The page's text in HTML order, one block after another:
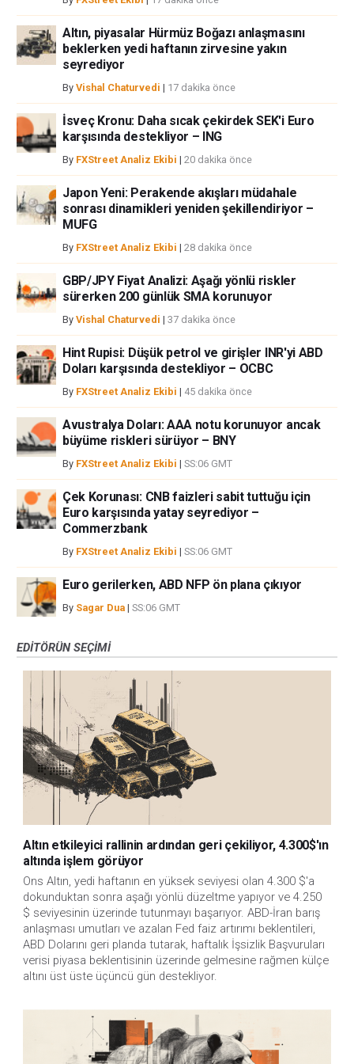
bilgilerin kullanımı nedeniyle doğrudan yada dolaylı olarak ortaya
çıkabilecek herhangi bir kar kaybı herhangi bir sınırlama olmaksızın
herhangi bir kayıp ya da hasar için sorumluluk kabul etmemektedir.
Altın, piyasalar Hürmüz Boğazı anlaşmasını
beklerken yedi haftanın zirvesine yakın
seyrediyor
By Vishal Chaturvedi | 17 dakika önce
İsveç Kronu: Daha sıcak çekirdek SEK'i Euro
karşısında destekliyor – ING
By FXStreet Analiz Ekibi | 20 dakika önce
Japon Yeni: Perakende akışları müdahale
sonrası dinamikleri yeniden şekillendiriyor –
MUFG
By FXStreet Analiz Ekibi | 28 dakika önce
GBP/JPY Fiyat Analizi: Aşağı yönlü riskler
sürerken 200 günlük SMA korunuyor
By Vishal Chaturvedi | 37 dakika önce
Hint Rupisi: Düşük petrol ve girişler INR'yi ABD
Doları karşısında destekliyor – OCBC
By FXStreet Analiz Ekibi | 45 dakika önce
Avustralya Doları: AAA notu korunuyor ancak
büyüme riskleri sürüyor – BNY
By FXStreet Analiz Ekibi | SS:06 GMT
Çek Korunası: CNB faizleri sabit tuttuğu için
Euro karşısında yatay seyrediyor –
Commerzbank
By FXStreet Analiz Ekibi | SS:06 GMT
Euro gerilerken, ABD NFP ön plana çıkıyor
By Sagar Dua | SS:06 GMT
EDITÖRÜN SEÇIMI
Altın etkileyici rallinin ardından geri çekiliyor, 4.300$'ın
altında işlem görüyor
Ons Altın, yedi haftanın en yüksek seviyesi olan 4.300 $'a
dokunduktan sonra aşağı yönlü düzeltme yapıyor ve 4.250
$ seviyesinin üzerinde tutunmayı başarıyor. ABD-İran barış
anlaşması umutları ve azalan Fed faiz artırımı beklentileri,
ABD Dolarını geri planda tutarak, haftalık İşsizlik Başvuruları
verisi piyasa beklentisinin üzerinde gelmesine rağmen külçe
altını üst üste üçüncü gün destekliyor.